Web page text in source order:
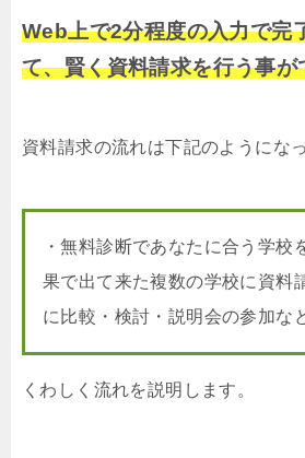
Web上で2分程度の入力で完
て、賢く資料請求を行う事が
資料請求の流れは下記のようにな
・無料診断であなたに合う学校
果で出て来た複数の学校に資料
に比較・検討・説明会の参加な
くわしく流れを説明します。